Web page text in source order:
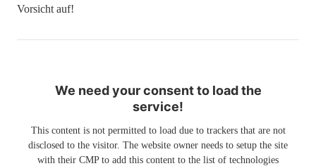
Vorsicht auf!
We need your consent to load the
service!
This content is not permitted to load due to trackers that are not
disclosed to the visitor. The website owner needs to setup the site
with their CMP to add this content to the list of technologies